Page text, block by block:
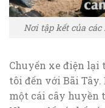
Nơi tập kết của các
Chuyến xe điện
tôi đến với Bãi Tây.
một cái cây huyền